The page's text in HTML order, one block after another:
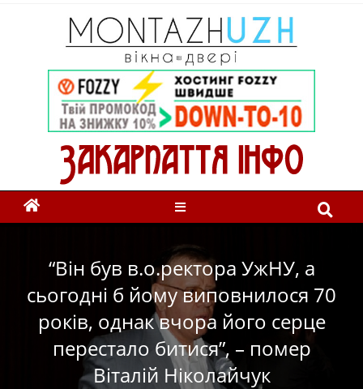
“Він був в.о.ректора УжНУ, а
сьогодні б йому виповнилося 70
років, однак вчора його серце
перестало битися”, – помер
Віталій Ніколайчук